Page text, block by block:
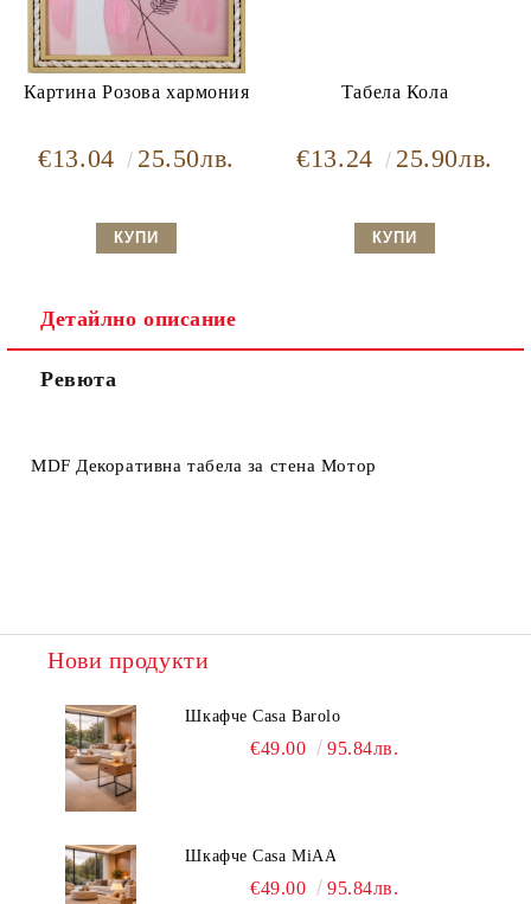
Картина Розова хармония
€13.04 25.50лв.
Табела Кола
€13.24 25.90лв.
Детайлно описание
Ревюта
MDF Декоративна табела за стена Мотор
Нови продукти
Шкафче Casa Barolo
€49.00 95.84лв.
Шкафче Casa MiAA
€49.00 95.84лв.